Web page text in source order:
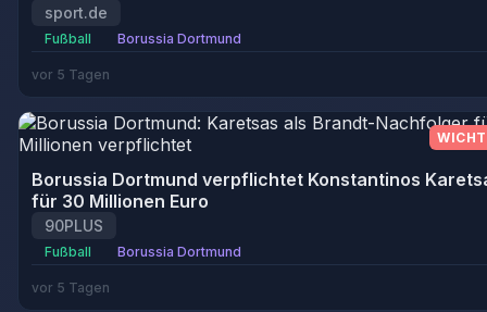
sport.de
Fußball Borussia Dortmund
vor 5 Tagen
Borussia Dortmund verpflichtet Konstantinos
für 30 Millionen Euro
90PLUS
Fußball Borussia Dortmund
vor 5 Tagen